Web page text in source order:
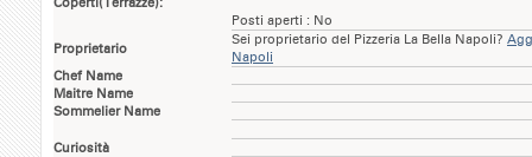
Posti aperti : No
Proprietario
Sei proprietario del Pizzeria La Bella Napoli?
Napoli
Chef Name
Maitre Name
Sommelier Name
Curiosità